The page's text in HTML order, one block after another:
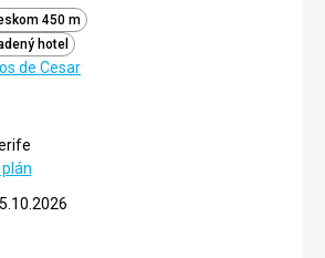
450 m
hotel
de Cesar